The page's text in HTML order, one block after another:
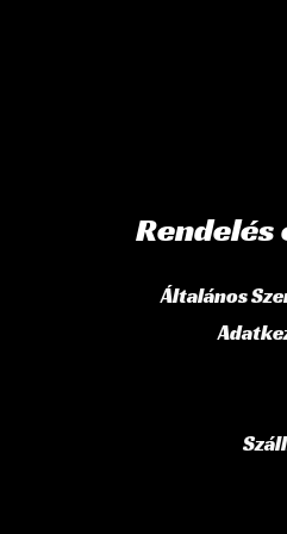
Rendelés
Általános